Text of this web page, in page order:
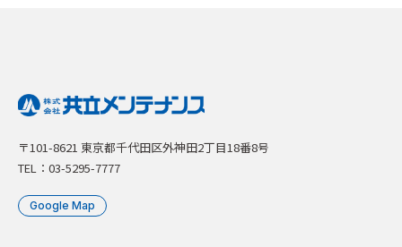
〒101-8621 東京都千代田区外神田2丁目18番8号
TEL：03-5295-7777
Google Map